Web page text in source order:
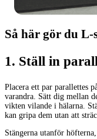
Så här gör du
1. Ställ in
Placera ett par parallettes
varandra. Sätt dig mellan
vikten vilande i hälarna.
kan gripa dem utan att
Stängerna utanför